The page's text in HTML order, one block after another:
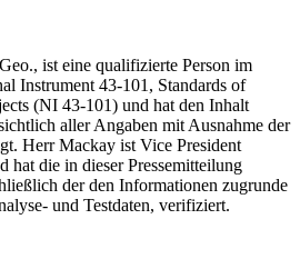
ist eine qualifizierte Person im
Instrument 43-101, Standards of
(NI 43-101) und hat den Inhalt
aller Angaben mit Ausnahme der
Herr Mackay ist Vice President
hat die in dieser Pressemitteilung
der den Informationen zugrunde
und Testdaten, verifiziert.